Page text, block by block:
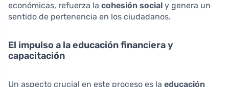
económicas, refuerza la cohesión social y genera un
sentido de pertenencia en los ciudadanos.
El impulso a la educación financiera y
capacitación
Un aspecto crucial en este proceso es la educación